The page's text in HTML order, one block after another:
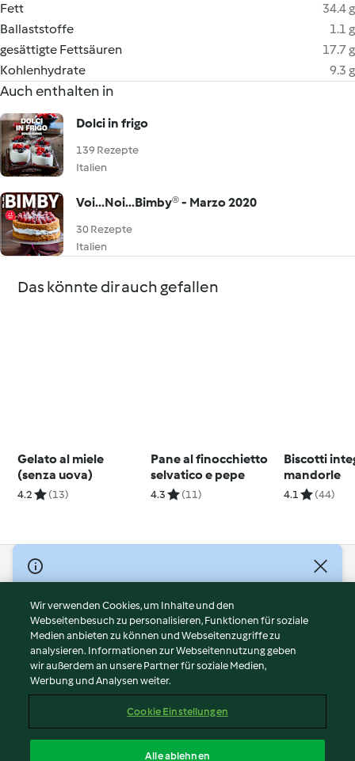
Fett
34.4 g
Ballaststoffe
1.1 g
gesättigte Fettsäuren
17.7 g
Kohlenhydrate
9.3 g
Auch enthalten in
Dolci in frigo
139 Rezepte
Italien
Voi...Noi...Bimby® - Marzo 2020
30 Rezepte
Italien
Das könnte dir auch gefallen
Gelato al miele
(senza uova)
4.2 (13)
Pane al finocchietto
selvatico e pepe
4.3 (11)
Biscotti
mandorle
4.1 (44)
© Copyright 2026
Nutzungsbedingungen
Datenschutzrichtlinien
Disclaimer
Impressum
Cookies
Abo kündigen
Wir verwenden Cookies, um Inhalte und den
Webseitenbesuch zu personalisieren, Funktionen für soziale
Medien anbieten zu können und Webseitenzugriffe zu
analysieren. Informationen zur Webseitennutzung geben
wir außerdem an unsere Partner für soziale Medien,
Werbung und Analysen weiter.
Cookie Einstellungen
Alle ablehnen